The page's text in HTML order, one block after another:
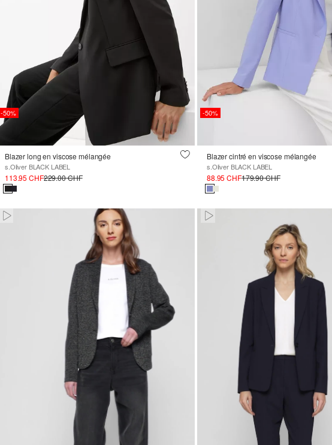
-50%
Blazer long en viscose mélangée
s.Oliver BLACK LABEL
113.95 CHF229.00 CHF
-50%
Blazer cintré en viscose mélangée
s.Oliver BLACK LABEL
88.95 CHF179.90 CHF
Paused • Muted Paused • Muted